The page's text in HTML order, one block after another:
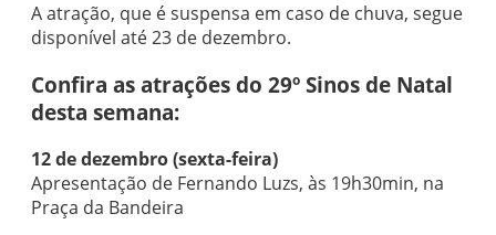
A atração, que é suspensa em caso de chuva, segue
disponível até 23 de dezembro.
Confira as atrações do 29º Sinos de Natal
desta semana:
12 de dezembro (sexta-feira)
Apresentação de Fernando Luzs, às 19h30min, na
Praça da Bandeira